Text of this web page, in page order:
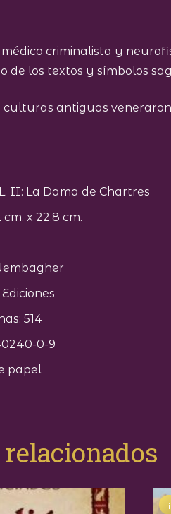
criminalista y
de los textos y símbolos
antiguas
II: La Dama de Chartres
cm. x 22,8 cm.
514
0-9
papel